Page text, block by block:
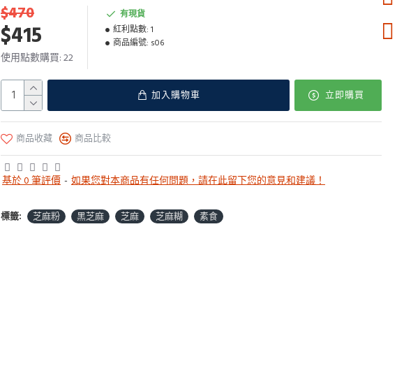
基於 0 筆評價 - 如果您對本商品有任何問題，請在此留下您的意見和建議！
$415
$470
使用點數購買: 22
有現貨
紅利點數: 1
商品編號: s06
加入購物車 立即購買
商品收藏 商品比較
標籤: 芝麻粉 黑芝麻 芝麻 芝麻糊 素食